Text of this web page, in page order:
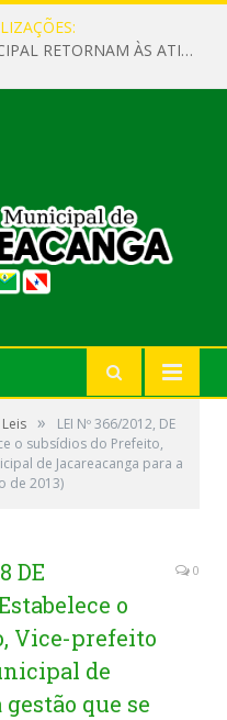
SERVIDORES DA CÂMARA MUNICIPAL RETORNAM ÀS ATIVIDADES APÓS O RECESSO PARLAMENTAR
Leis »
LEI Nº 366/2012, DE
o subsídios do Prefeito,
de Jacareacanga para a
de 2013)
DE
o
Vice-prefeito
de
que se
0